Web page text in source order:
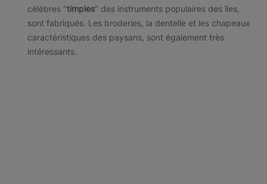
célèbres "timples" des instruments populaires des îles,
sont fabriqués. Les broderies, la dentelle et les chapeaux
caractéristiques des paysans, sont également très
intéressants.